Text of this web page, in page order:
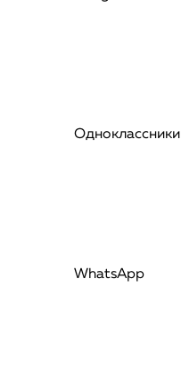
Одноклассники
WhatsApp